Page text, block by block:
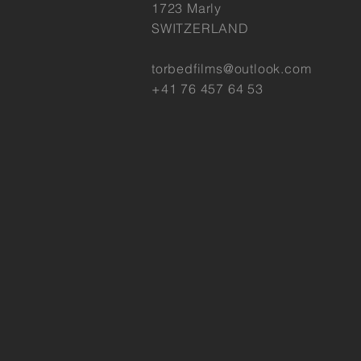
1723 Marly
SWITZERLAND
torbedfilms@outlook.com
+41 76 457 64 53